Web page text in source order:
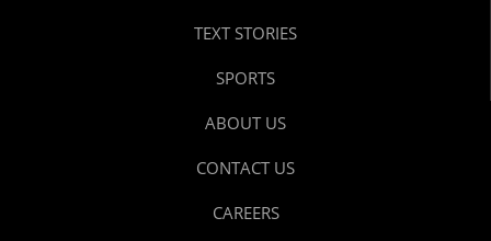
TEXT STORIES
SPORTS
ABOUT US
CONTACT US
CAREERS